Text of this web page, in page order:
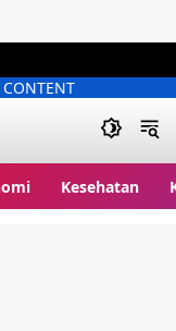
Kesehatan